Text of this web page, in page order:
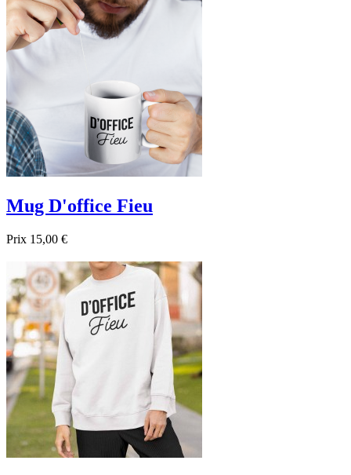
Aperçu rapide
Noir Beige
Mug D'office Fieu
Prix 15,00 €
Aperçu rapide